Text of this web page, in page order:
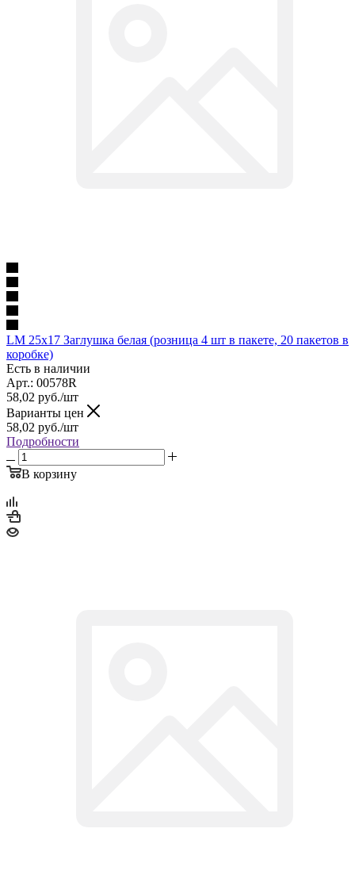
LM 25x17 Заглушка белая (розница 4 шт в пакете, 20 пакетов в
коробке)
Есть в наличии
Арт.: 00578R
58,02 руб./шт
Варианты цен
58,02 руб./шт
Подробности
В корзину